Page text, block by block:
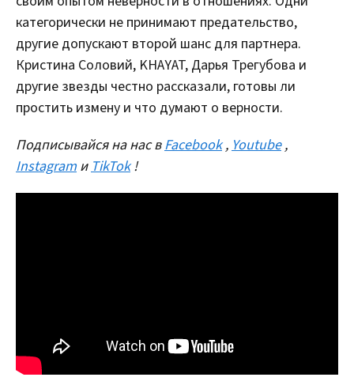
категорически не принимают предательство,
другие допускают второй шанс для партнера.
Кристина Соловий, KHAYAT, Дарья Трегубова и
другие звезды честно рассказали, готовы ли
простить измену и что думают о верности.
Подписывайся на нас вFacebook ,Youtube ,
Instagram иTikTok !